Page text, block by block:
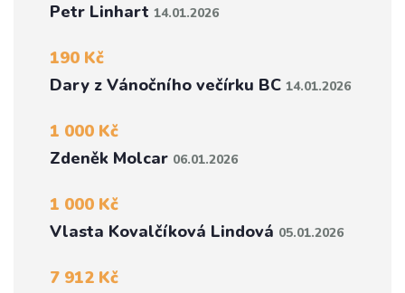
Petr Linhart 14.01.2026
190 Kč
Dary z Vánočního večírku BC 14.01.2026
1 000 Kč
Zdeněk Molcar 06.01.2026
1 000 Kč
Vlasta Kovalčíková Lindová 05.01.2026
7 912 Kč